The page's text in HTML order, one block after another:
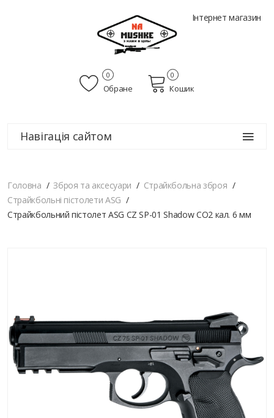
Інтернет магазин
Обране
0
Кошик
0
Навігація сайтом
Головна Зброя та аксесуари
Страйкбольна зброя
Страйкбольні пістолети ASG
Страйкбольний пістолет ASG CZ SP-01 Shadow СО2 кал. 6 мм